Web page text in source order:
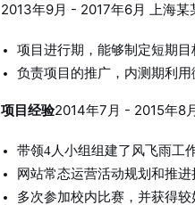
2013年9月 - 2017年6月 上海某
项目进行期，能够制定短期
负责项目的推广，内测期利
项目经验2014年7月 - 2015年8
带领4人小组组建了风飞雨工
网站常态运营活动规划和推
多次参加校内比赛，并获得